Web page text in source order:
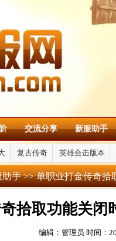
交流分享 新服助手
复古传奇 英雄合击版本
助手>> 单职业打金传奇拾
拾取功能关闭
编辑：管理员 时间：